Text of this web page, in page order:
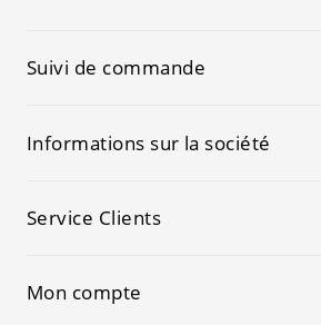
Suivi de commande
Informations sur la société
Service Clients
Mon compte